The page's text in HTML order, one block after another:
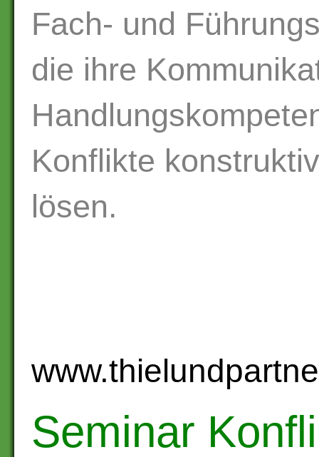
Fach- und
die ihre
Konflikte
lösen.
Seminar